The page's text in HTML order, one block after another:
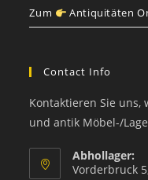
Zum Antiquitäten
Contact Info
Kontaktieren Sie
und antik Möbel-/
Abhollager:
Vorderbruck